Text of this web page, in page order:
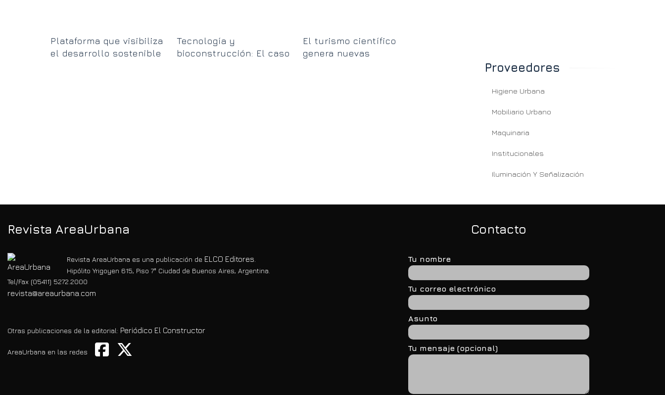
Plataforma que visibiliza
el desarrollo sostenible
Tecnología y
bioconstrucción: El caso
El turismo científico
genera nuevas
Proveedores
Higiene Urbana
Mobiliario Urbano
Maquinaria
Institucionales
Iluminación Y Señalización
Revista AreaUrbana
Revista AreaUrbana es una publicación de ELCO Editores.
Hipólito Yrigoyen 615, Piso 7° Ciudad de Buenos Aires, Argentina.
Tel/Fax (05411) 5272.2000
revista@areaurbana.com
Otras publicaciones de la editorial: Periódico El Constructor
AreaUrbana en las redes
Contacto
Tu nombre
Tu correo electrónico
Asunto
Tu mensaje (opcional)